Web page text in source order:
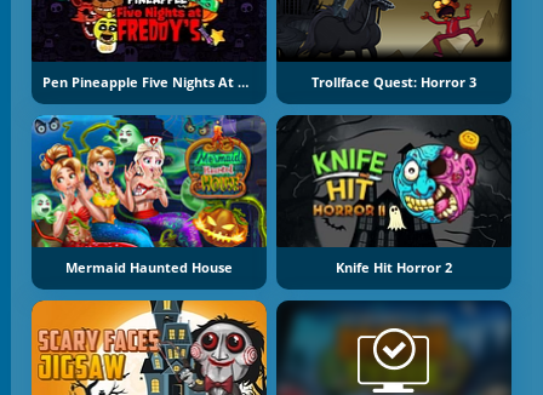
Pen Pineapple Five Nights At Freddy's Trollface Quest: Horror 3
Mermaid Haunted House Knife Hit Horror 2